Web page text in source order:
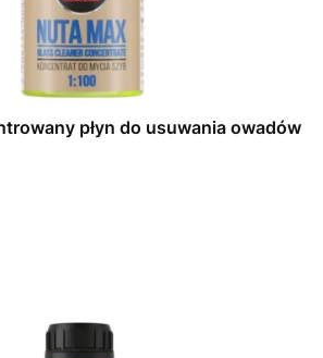
płyn do usuwania owadów